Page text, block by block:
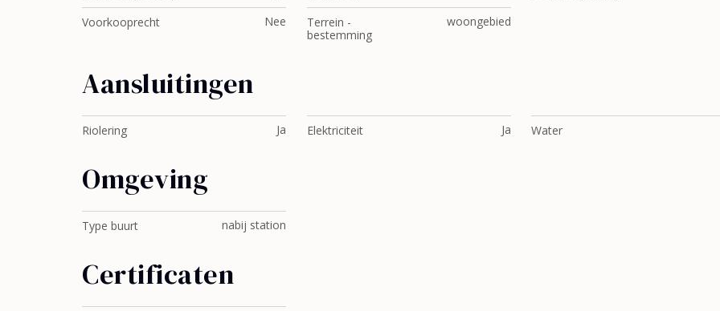
Voorkooprecht
Nee
Terrein -
bestemming
woongebied
Aansluitingen
Riolering Ja Elektriciteit Ja Water
Omgeving
Type buurt nabij station
Certificaten